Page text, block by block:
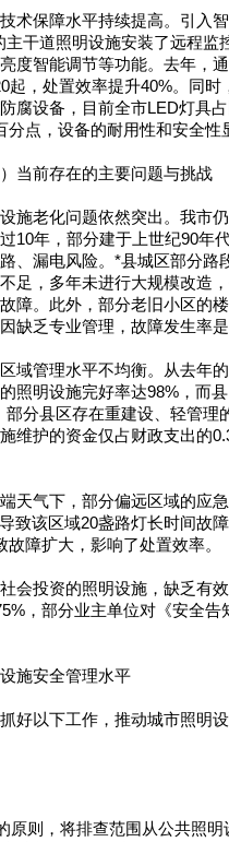
术保障水平持续提高。引入
主干道照明设施安装了远程监
度智能调节等功能。去年，
起，处置效率提升40%。同
腐设备，目前全市LED灯具
分点，设备的耐用性和安全性
）当前存在的主要问题与挑战
施老化问题依然突出。我市
10年，部分建于上世纪90年
、漏电风险。*县城区部分路
足，多年未进行大规模改造
障。此外，部分老旧小区的
缺乏专业管理，故障发生率是
域管理水平不均衡。从去年
照明设施完好率达98%，而
部分县区存在重建设、轻管理
维护的资金仅占财政支出的
天气下，部分偏远区域的应
致该区域20盏路灯长时间故
障扩大，影响了处置效率。
会投资的照明设施，缺乏有
，部分业主单位对《安全
施安全管理水平
好以下工作，推动城市照明
原则，将排查范围从公共照